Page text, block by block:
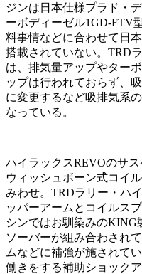
ジンは日本仕様プラド・
ーボディーゼル1GD-FTV
料事情などに合わせて日
搭載されていない。TRD
は、排気量アップやター
ップは行われておらず、
に変更するなど吸排気系
なっている。
ハイラックスREVOのサ
ウィッシュボーン式コイ
みわせ。TRDラリー・ハ
ッパーアームとコイルス
シンではお馴染みの
ソーバーが組み合わされ
ムなどに補強が施されて
働きをする補助ショック